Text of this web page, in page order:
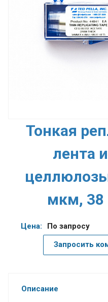
Тонкая
лента
мкм, 38
Цена: По запросу
Запросить
Описание